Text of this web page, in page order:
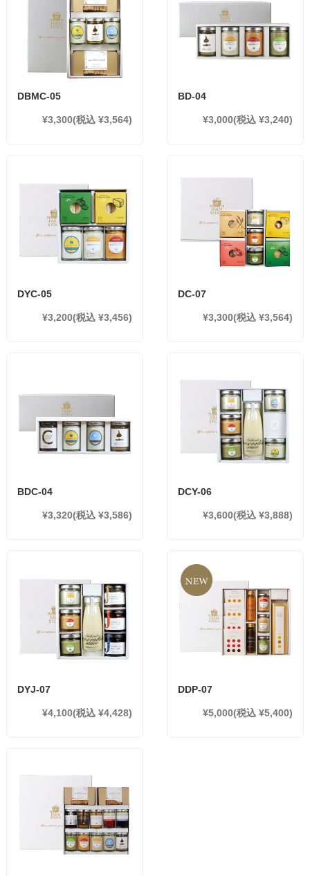
DBMC-05
¥3,300(税込 ¥3,564)
BD-04
¥3,000(税込 ¥3,240)
DYC-05
¥3,200(税込 ¥3,456)
DC-07
¥3,300(税込 ¥3,564)
BDC-04
¥3,320(税込 ¥3,586)
DCY-06
¥3,600(税込 ¥3,888)
DYJ-07
¥4,100(税込 ¥4,428)
DDP-07
¥5,000(税込 ¥5,400)